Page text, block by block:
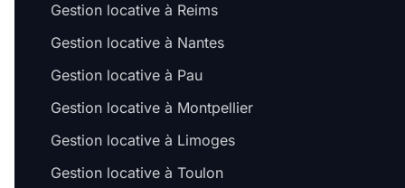
Gestion locative à Reims
Gestion locative à Nantes
Gestion locative à Pau
Gestion locative à Montpellier
Gestion locative à Limoges
Gestion locative à Toulon